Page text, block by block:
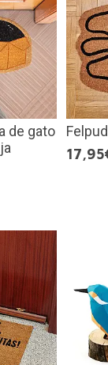
de gato